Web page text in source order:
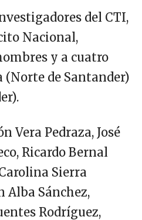
del CTI,
Nacional,
y a cuatro
(Norte de Santander)
Vera Pedraza, José
Ricardo Bernal
Sierra
Alba Sánchez,
Rodríguez,